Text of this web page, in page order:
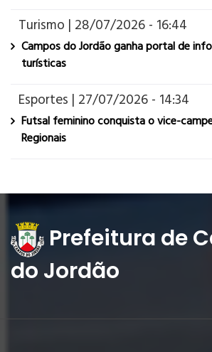
Turismo | 28/07/2026 - 16:44
Campos do Jordão ganha portal de
turísticas
Esportes | 27/07/2026 - 14:34
Futsal feminino conquista o vice-
Regionais
Prefeitura de
do Jordão